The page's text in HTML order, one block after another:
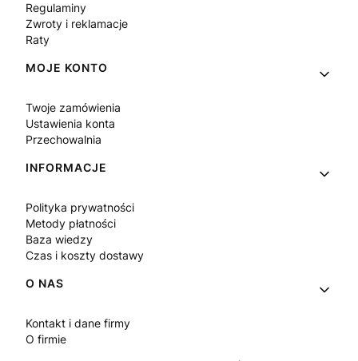
Regulaminy
Zwroty i reklamacje
Raty
MOJE KONTO
Twoje zamówienia
Ustawienia konta
Przechowalnia
INFORMACJE
Polityka prywatności
Metody płatności
Baza wiedzy
Czas i koszty dostawy
O NAS
Kontakt i dane firmy
O firmie